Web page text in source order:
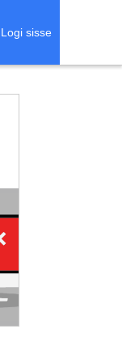
Logi sisse